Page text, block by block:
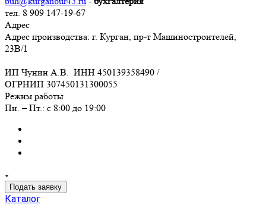
тел. 8 909 147-19-67
Адрес
Адрес производства: г. Курган, пр-т Машиностроителей,
23В/1
ИП Чунин А.В. ИНН 450139358490 /
ОГРНИП 307450131300055
Режим работы
Пн. – Пт.: с 8:00 до 19:00
Подать заявку
Каталог